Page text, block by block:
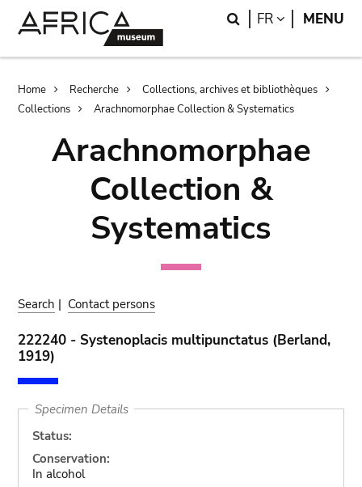
Search
FR LANGUAGE
MENU
Breadcrumb
Home Recherche
Collections, archives et bibliothèques
Collections
Arachnomorphae Collection & Systematics
Arachnomorphae
Collection &
Systematics
Search | Contact persons
222240 - Systenoplacis multipunctatus (Berland,
1919)
Specimen Details
Status:
Conservation:
In alcohol